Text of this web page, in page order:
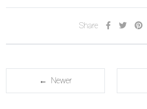
Share
← Newer